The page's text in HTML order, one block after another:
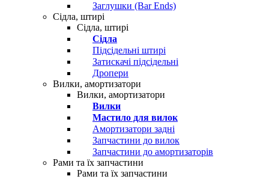
Заглушки (Bar Ends)
Сідла, штирі
Сідла, штирі
Сідла
Підсідельні штирі
Затискачі підсідельні
Дропери
Вилки, амортизатори
Вилки, амортизатори
Вилки
Мастило для вилок
Амортизатори задні
Запчастини до вилок
Запчастини до амортизаторів
Рами та їх запчастини
Рами та їх запчастини